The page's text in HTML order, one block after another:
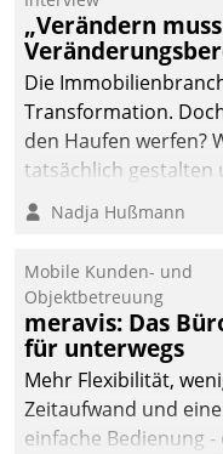
„Verändern
Die
Transformation.
den Haufen werfen?
tatsächlich gestalten
Argumente zählen
Nadja Hußmann
Mobile Kunden- und
Objektbetreuung
meravis: Das
für unterwegs
Mehr Flexibilität,
Zeitaufwand und eine
einfache Bedienung -